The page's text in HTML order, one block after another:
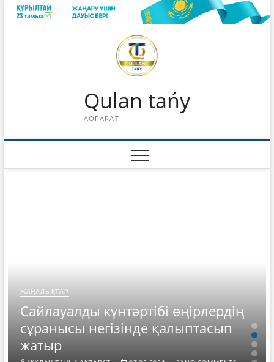
Skip
Qulan tańy
AQPARAT
ЖАҢАЛЫҚТАР
Сайлауалды күнтәртібі өңірлердің
сұранысы негізінде қалыптасып
жатыр